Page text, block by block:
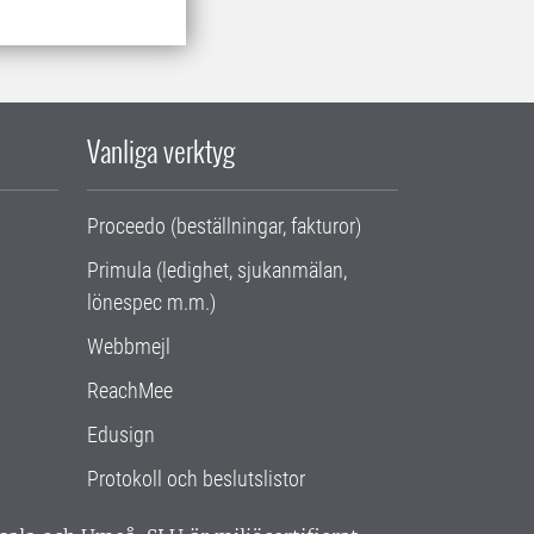
Vanliga verktyg
Proceedo (beställningar, fakturor)
Primula (ledighet, sjukanmälan,
lönespec m.m.)
Webbmejl
ReachMee
Edusign
Protokoll och beslutslistor